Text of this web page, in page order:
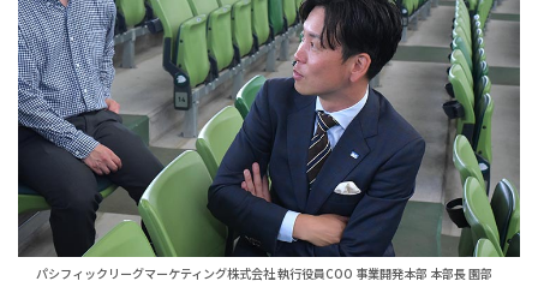
パシフィックリーグマーケティング株式会社 執行役員COO 事業開発本部 本部長 園部